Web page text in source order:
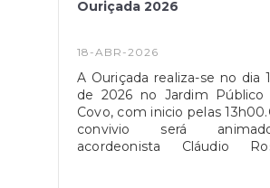
gabinete.presidencia@mun-
instalações da Junta de
Porto Covo
candidatar-se a este
Energia Elétrica (TSEE)•
agregado familiar integre
um elemento que
prestação social
Solidário para
de InserçãoPensão
Ouriçada 2026
18-ABR-2026
A Ouriçada realiza-se no dia
de 2026 no Jardim
Covo, com inicio pelas
convivio será
acordeonista Cláudio
organização da Associação